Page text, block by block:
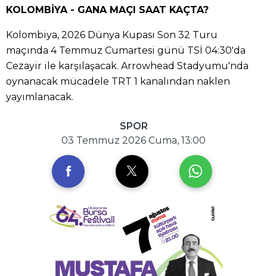
KOLOMBİYA - GANA MAÇI SAAT KAÇTA?
Kolombiya, 2026 Dünya Kupası Son 32 Turu
maçında 4 Temmuz Cumartesi günü TSİ 04:30'da
Cezayir ile karşılaşacak. Arrowhead Stadyumu'nda
oynanacak mücadele TRT 1 kanalından naklen
yayımlanacak.
SPOR
03 Temmuz 2026 Cuma, 13:00